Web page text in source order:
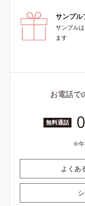
サンプル
サンプル
ます
お電話で
無料通話
よくあ